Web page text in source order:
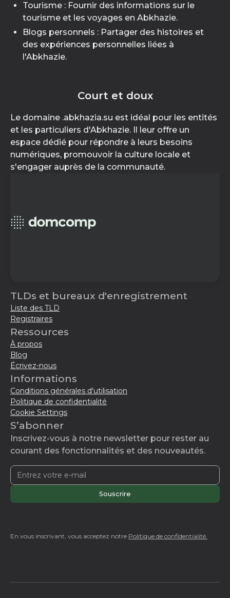
Tourisme : Fournir des informations sur le
tourisme et les voyages en Abkhazie.
Blogs personnels : Partager des histoires et
des expériences personnelles liées à
l'Abkhazie.
Court et doux
Le domaine .abkhazia.su est idéal pour les entités
et les particuliers d'Abkhazie. Il leur offre un
espace dédié pour répondre à leurs besoins
numériques, promouvoir la culture locale et
s'engager auprès de la communauté.
TLDs et bureaux d'enregistrement
Liste des TLD
Registraires
Ressources
À propos
Blog
Écrivez-nous
Informations
Conditions générales d'utilisation
Politique de confidentialité
Cookie Settings
S’abonner
Inscrivez-vous à notre newsletter pour rester au
courant des fonctionnalités et des nouveautés.
En vous inscrivant, vous acceptez notre Politique de confidentialité.